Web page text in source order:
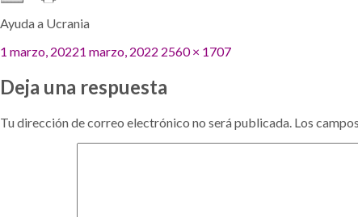
Ayuda a Ucrania
Publicado
1 marzo, 20221 marzo, 2022 Tamaño
2560 × 1707
Deja una respuesta
Tu dirección de correo electrónico no será publicada. Los